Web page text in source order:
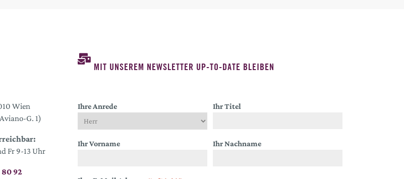
Wien
G. 1)
Fr 9-13 Uhr
80 92
MIT UNSEREM NEWSLETTER UP-TO-DATE BLEIBEN
Ihre Anrede Ihr Titel
Ihr Vorname Ihr Nachname